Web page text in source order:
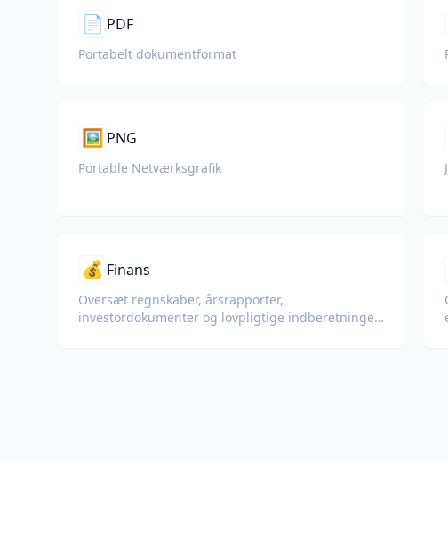
📄 PDF
Portabelt dokumentformat
🖼️ PNG
Portable Netværksgrafik
💰 Finans
Oversæt regnskaber, årsrapporter,
investordokumenter og lovpligtige indberetninger